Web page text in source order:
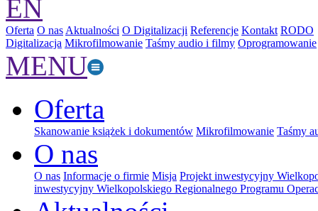
EN
Oferta O nas Aktualności O Digitalizacji Referencje Kontakt RODO
Digitalizacja Mikrofilmowanie Taśmy audio i filmy Oprogramowanie
MENU
Oferta
Skanowanie książek i dokumentów Mikrofilmowanie Taśmy
O nas
O nas Informacje o firmie Misja Projekt inwestycyjny
inwestycyjny Wielkopolskiego Regionalnego Programu